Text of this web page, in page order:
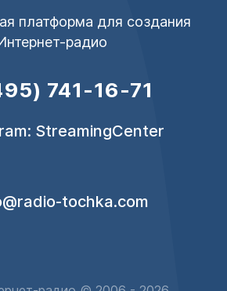
платформа для создания
радио
741-16-71
StreamingCenter
tochka.com